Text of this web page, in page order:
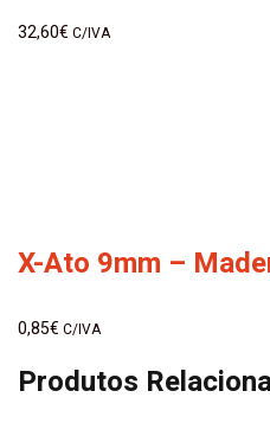
32,60€ C/IVA
X-Ato 9mm –
0,85€ C/IVA
Produtos